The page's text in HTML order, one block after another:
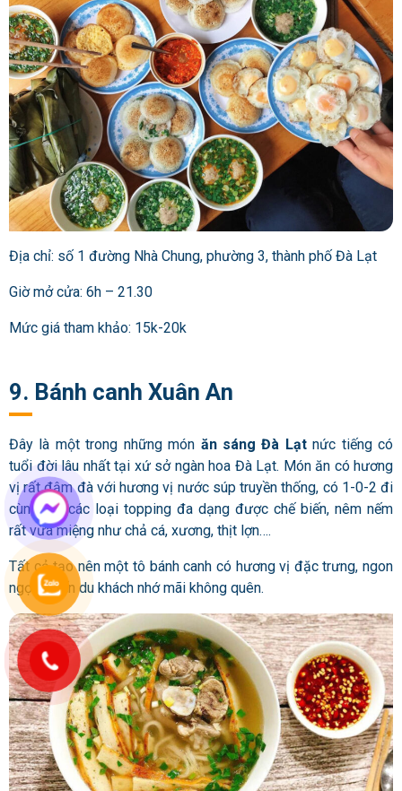
Địa chỉ: số 1 đường Nhà Chung, phường 3, thành phố Đà Lạt
Giờ mở cửa: 6h – 21.30
Mức giá tham khảo: 15k-20k
9. Bánh canh Xuân An
Đây là một trong những món ăn sáng Đà Lạtnức tiếng có
tuổi đời lâu nhất tại xứ sở ngàn hoa Đà Lạt. Món ăn có hương
vị rất đậm đà với hương vị nước súp truyền thống, có 1-0-2 đi
cùng với các loại topping đa dạng được chế biến, nêm nếm
rất vừa miệng như chả cá, xương, thịt lợn….
Tất cả tạo nên một tô bánh canh có hương vị đặc trưng, ngon
ngọt, khiến du khách nhớ mãi không quên.